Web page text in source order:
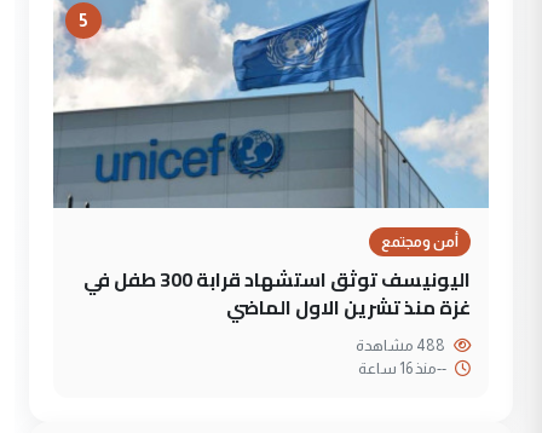
5
أمن ومجتمع
اليونيسف توثق استشهاد قرابة 300 طفل في
غزة منذ تشرين الاول الماضي
--منذ 16 ساعة